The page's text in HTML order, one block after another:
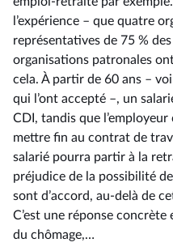
l’expérience –⁠ que quatre
représentatives de 75 %
organisations patronales
cela. À partir de 60 ans –⁠
qui l’ont accepté –, un
CDI, tandis que
mettre fin au contrat de
salarié pourra partir à la
préjudice de la possibilité
sont d’accord, au-delà de
C’est une réponse
du chômage,…